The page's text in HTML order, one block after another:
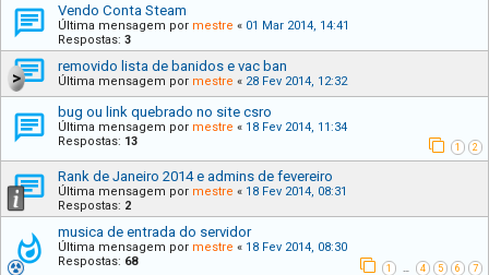
Vendo Conta Steam
Última mensagem por mestre « 01 Mar 2014, 14:41
Respostas: 3
removido lista de banidos e vac ban
Última mensagem por mestre « 28 Fev 2014, 12:32
bug ou link quebrado no site csro
Última mensagem por mestre « 18 Fev 2014, 11:34
Respostas: 13 1 2
Rank de Janeiro 2014 e admins de fevereiro
Última mensagem por mestre « 18 Fev 2014, 08:31
Respostas: 2
musica de entrada do servidor
Última mensagem por mestre « 18 Fev 2014, 08:30
Respostas: 68 1 4 5 6 7